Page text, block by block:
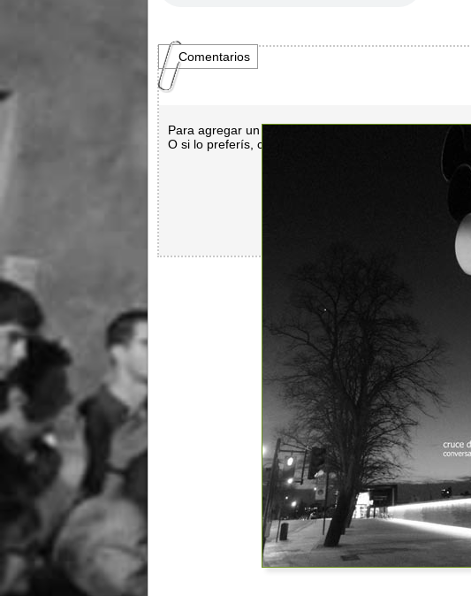
Comentarios
Para agregar un comentario es necesario hacerlogin.
O si lo preferís, con